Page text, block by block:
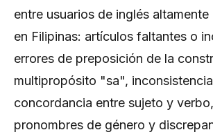
entre usuarios de inglés
en Filipinas: artículos faltantes o
errores de preposición de la
multipropósito "sa",
concordancia entre sujeto y
pronombres de género y